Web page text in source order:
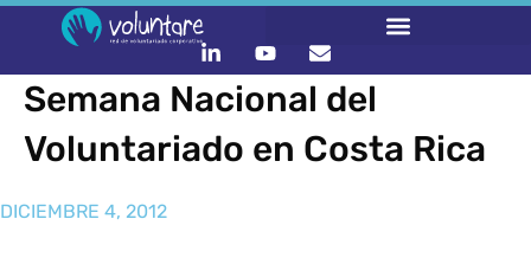
Semana Nacional del
Voluntariado en Costa Rica
DICIEMBRE 4, 2012